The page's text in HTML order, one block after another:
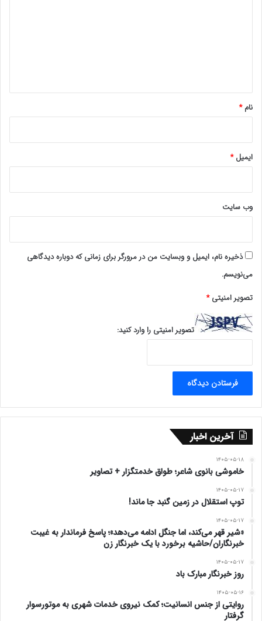
نام*
ایمیل*
وب‌ سایت
ذخیره نام، ایمیل و وبسایت من در مرورگر برای زمانی که دوباره دیدگاهی
می‌نویسم.
تصویر امنیتی*
تصویر امنیتی را وارد کنید:
آخرین اخبار
۱۴۰۵-۰۵-۱۸
خاموشی بانوی شاعر؛ طواق خدمتگزار + تصاویر
۱۴۰۵-۰۵-۱۷
توپ استقلال در زمین گنبد جا ماند!
۱۴۰۵-۰۵-۱۷
«شیر قهر می‌کند، اما جنگل ادامه می‌دهد»؛ پاسخ فرماندار به غیبت
خبرنگاران/حاشیه برخورد با یک خبرنگار زن
۱۴۰۵-۰۵-۱۷
روز خبرنگار مبارک باد
۱۴۰۵-۰۵-۱۶
روایتی از جنس انسانیت؛ کمک نیروی خدمات شهری به موتورسوار
گرفتار